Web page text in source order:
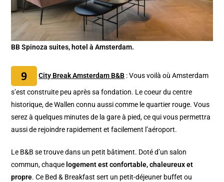
BB Spinoza suites, hotel à Amsterdam.
City Break Amsterdam B&B : Vous voilà où Amsterdam
s’est construite peu après sa fondation. Le coeur du centre
historique, de Wallen connu aussi comme le quartier rouge. Vous
serez à quelques minutes de la gare à pied, ce qui vous permettra
aussi de rejoindre rapidement et facilement l’aéroport.
Le B&B se trouve dans un petit bâtiment. Doté d’un salon
commun, chaque logement est confortable, chaleureux et
propre. Ce Bed & Breakfast sert un petit-déjeuner buffet ou